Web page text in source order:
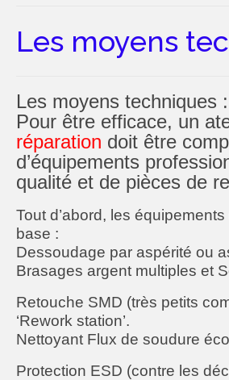
Pourquoi réparer ?
Les moyens techniques
Les limites
Le recyclage ?
Vers une autre consommation
Marche à suivre
Qui suis-je ?
Concert Event
Ventes responsables
Les moyens
Les moyens techniques :
Pour être efficace, un
réparation doit être
d’équipements
qualité et de pièces de
Tout d’abord, les
base :
Dessoudage par aspérité ou
Brasages argent multiples et
Retouche SMD (très petits
‘Rework station’.
Nettoyant Flux de soudure
Protection ESD (contre les